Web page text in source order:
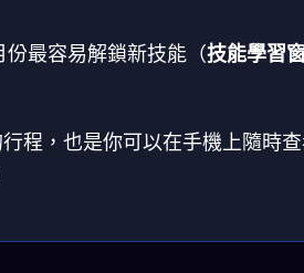
份最容易解鎖新技能（技能學習
程，也是你可以在手機上隨時